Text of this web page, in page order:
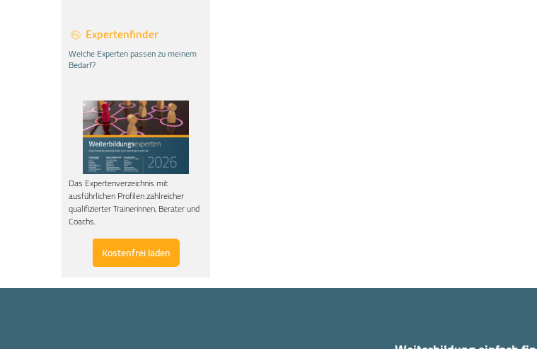
Expertenfinder
Welche Experten passen zu meinem
Bedarf?
Das Expertenverzeichnis mit
ausführlichen Profilen zahlreicher
qualifizierter Trainerinnen, Berater und
Coachs.
Kostenfrei laden